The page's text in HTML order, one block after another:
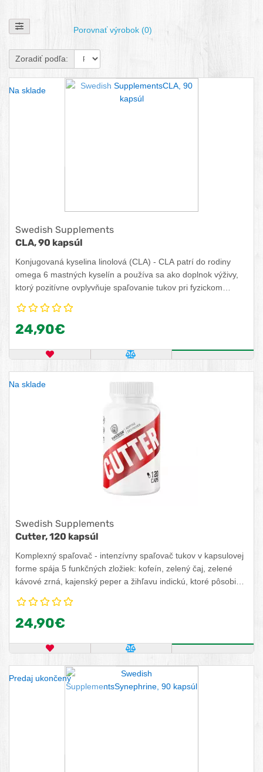
Zobraziť filtre Porovnať výrobok (0)
Zoradiť podľa:
Na sklade
Swedish Supplements
CLA, 90 kapsúl
Konjugovaná kyselina linolová (CLA) - CLA patrí do rodiny
omega 6 mastných kyselín a používa sa ako doplnok výživy,
ktorý pozitívne ovplyvňuje spaľovanie tukov pri fyzickom
24,90€
OBĽÚBENÝ PRODUKTPOROVNAŤ PRODUKTKÚPIŤ
Na sklade
Swedish Supplements
Cutter, 120 kapsúl
Komplexný spaľovač - intenzívny spaľovač tukov v kapsulovej
forme spája 5 funkčných zložiek: kofeín, zelený čaj, zelené
kávové zrná, kajenský peper a žihľavu indickú, ktoré pôsobia
24,90€
OBĽÚBENÝ PRODUKTPOROVNAŤ PRODUKTKÚPIŤ
Predaj ukončený